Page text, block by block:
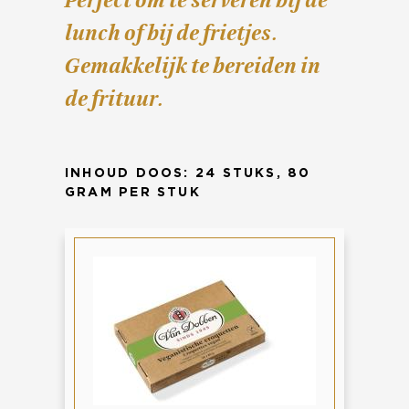
lunch of bij de frietjes.
Gemakkelijk te bereiden in
de frituur.
INHOUD DOOS: 24 STUKS, 80
GRAM PER STUK